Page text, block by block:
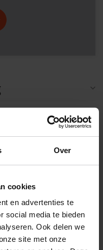
Over
cookies
en advertenties te
social media te bieden
Ook delen we
site met onze
€2.999,00